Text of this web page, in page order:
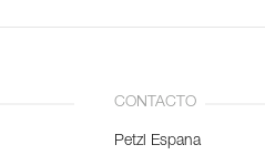
CONTACTO
Petzl Espana